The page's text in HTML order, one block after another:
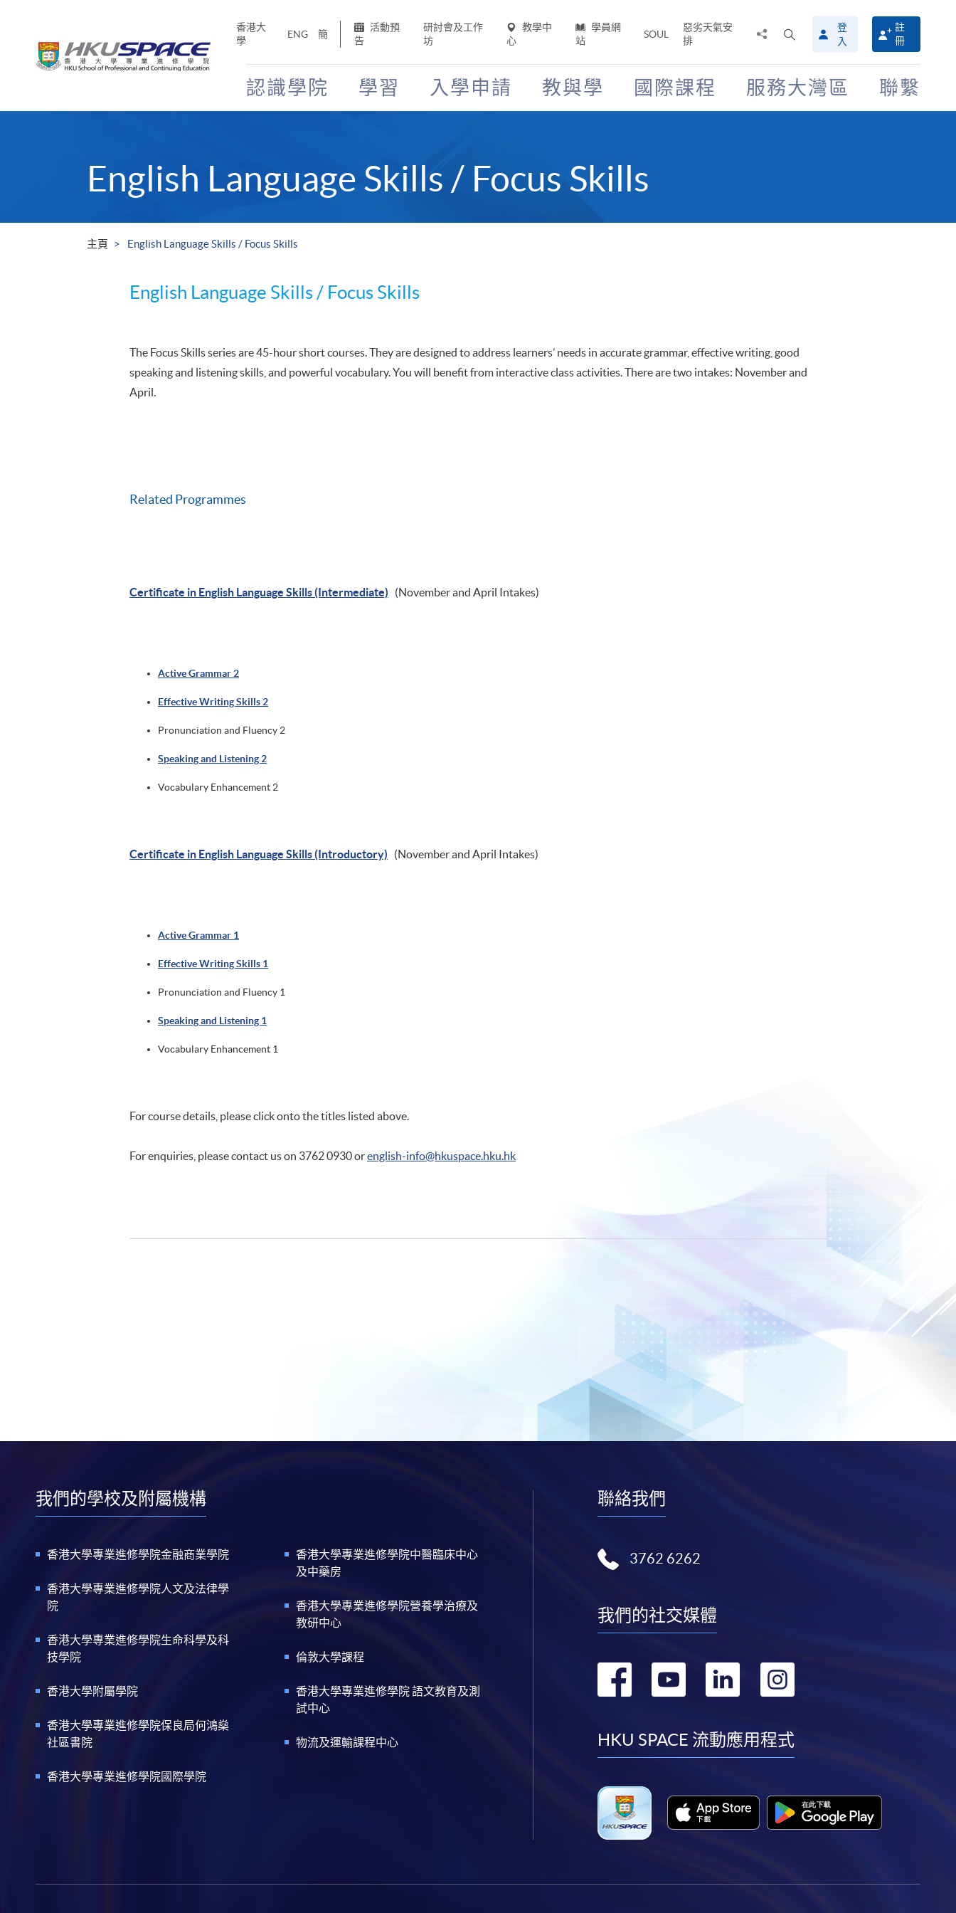
香港大
學
ENG 簡
活動預
告
研討會及工作
坊
教學中
心
學員網
站
SOUL
惡劣天氣安
排
搜
尋
介
面
登
入
註
冊
認識學院 學習 入學申請 教與學 國際課程 服務大灣區 聯繫
English Language Skills / Focus Skills
主頁 English Language Skills / Focus Skills
English Language Skills / Focus Skills
The Focus Skills series are 45-hour short courses. They are designed to address learners’ needs in accurate grammar, effective writing, good
speaking and listening skills, and powerful vocabulary. You will benefit from interactive class activities. There are two intakes: November and
April.
Related Programmes
Certificate in English Language Skills (Intermediate) (November and April Intakes)
Active Grammar 2
Effective Writing Skills 2
Pronunciation and Fluency 2
Speaking and Listening 2
Vocabulary Enhancement 2
Certificate in English Language Skills (Introductory) (November and April Intakes)
Active Grammar 1
Effective Writing Skills 1
Pronunciation and Fluency 1
Speaking and Listening 1
Vocabulary Enhancement 1
For course details, please click onto the titles listed above.
For enquiries, please contact us on 3762 0930 orenglish-info@hkuspace.hku.hk
我們的學校及附屬機構
香港大學專業進修學院金融商業學院
香港大學專業進修學院人文及法律學
院
香港大學專業進修學院生命科學及科
技學院
香港大學附屬學院
香港大學專業進修學院保良局何鴻燊
社區書院
香港大學專業進修學院國際學院
香港大學專業進修學院中醫臨床中心
及中藥房
香港大學專業進修學院營養學治療及
教研中心
倫敦大學課程
香港大學專業進修學院 語文教育及測
試中心
物流及運輸課程中心
聯絡我們
3762 6262
我們的社交媒體
轉
facebook
轉
youtube
轉
linkedin
轉
instagram
HKU SPACE 流動應用程式